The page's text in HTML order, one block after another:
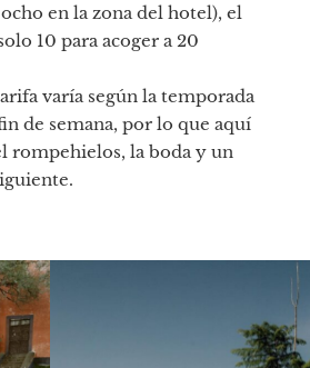
en la zona del hotel), el
10 para acoger a 20
varía según la temporada
de semana, por lo que aquí
rompehielos, la boda y un